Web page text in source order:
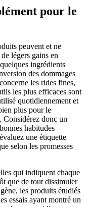
pour le
peuvent et ne
légers gains en
ingrédients
des dommages
les rides fines,
les plus efficaces sont
quotidiennement et
plus pour le
Considérez donc un
habitudes
une étiquette
selon les promesses
qui indiquent chaque
que de tout dissimuler
les produits étudiés
essais ayant montré un